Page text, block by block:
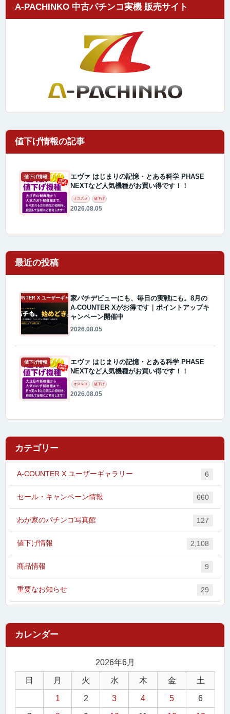
A-PACHINKO 中古パチンコ実機 販売サイト
値下げ情報
エヴァ はじまりの記憶・とある科学 PHASE
NEXTなど人気機種がお買い得です！！
オススメ 値下げ
2026.08.05
最近の投稿
A-COUNTER X ユーザーギャラリー家パチデビューにも、毎日の実戦にも。8月の
A-COUNTER Xがお得です｜ポイントアップキ
ャンペーン開催中
2026.08.05
値下げ情報
エヴァ はじまりの記憶・とある科学 PHASE
NEXTなど人気機種がお買い得です！！
オススメ 値下げ
2026.08.05
カテゴリー
A-COUNTER X ユーザーギャラリー 6
セール・キャンペーン情報 660
わが家のパチンコ写真館 127
値下げ情報 2,108
商品情報 9
重要なお知らせ 29
2026年6月
日 月 火 水 木 金 土
1 2 3 4 5 6